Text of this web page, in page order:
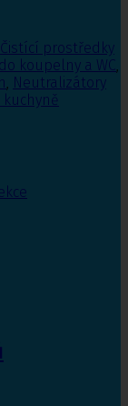
Čistící prostředky
koupelny a WC,
, Neutralizátory